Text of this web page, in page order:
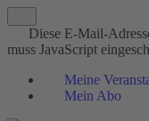
Diese E-Mail-
muss JavaScript
Meine
Mein Abo